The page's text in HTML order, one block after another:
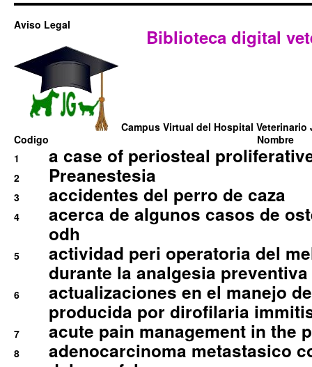
Aviso Legal
Biblioteca digital
Campus Virtual del Hospital Veterinario
Codigo
Nombre
1
a case of periosteal
2 Preanestesia
3 accidentes del perro de caza
4
acerca de algunos casos de
odh
5
actividad peri operatoria del
durante la analgesia
6
actualizaciones en el manejo
producida por dirofilaria
7 acute pain management in the
8
adenocarcinoma metastasico